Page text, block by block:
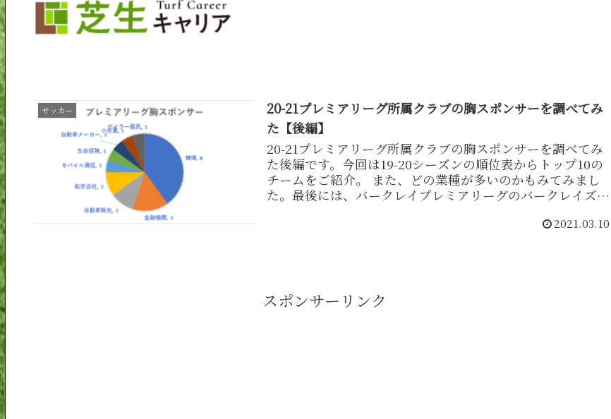
サッカー
20-21プレミアリーグ所属クラブの胸スポンサーを調べてみ
た【後編】
20-21プレミアリーグ所属クラブの胸スポンサーを調べてみ
た後編です。今回は19-20シーズンの順位表からトップ10の
チームをご紹介。 また、どの業種が多いのかもみてみまし
た。最後には、バークレイプレミアリーグのバークレイズに
2021.03.10
スポンサーリンク